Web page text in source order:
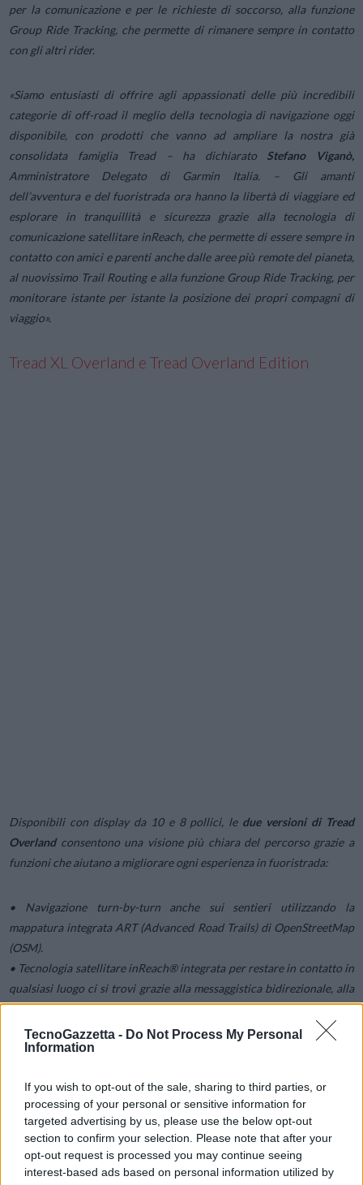
TecnoGazzetta - Do Not Process My Personal
Information
If you wish to opt-out of the sale, sharing to third parties, or
processing of your personal or sensitive information for
targeted advertising by us, please use the below opt-out
section to confirm your selection. Please note that after your
opt-out request is processed you may continue seeing
interest-based ads based on personal information utilized by
per la comunicazione e per le richieste di soccorso, alla funzione
Group Ride Tracking, che permette di rimanere sempre in contatto
con gli altri rider.
«Siamo entusiasti di offrire agli appassionati delle più incredibili
categorie di off-road il meglio della tecnologia di navigazione oggi
disponibile, con prodotti che vanno ad ampliare la nostra già
consolidata famiglia Tread– ha dichiaratoStefano Viganò,
Amministratore Delegato di Garmin Italia. –
Gli amanti
dell’avventura e del fuoristrada ora hanno la libertà di viaggiare ed
esplorare in tranquillità e sicurezza grazie alla tecnologia di
comunicazione satellitare inReach, che permette di essere sempre in
contatto con amici e parenti anche dalle aree più remote del pianeta,
al nuovissimo Trail Routing e alla funzione Group Ride Tracking, per
monitorare istante per istante la posizione dei propri compagni di
viaggio».
Tread XL Overland e Tread Overland Edition
Disponibili con display da 10 e 8 pollici, le due versioni di Tread
Overlandconsentono una visione più chiara del percorso grazie a
funzioni che aiutano a migliorare ogni esperienza in fuoristrada:
• Navigazione turn-by-turn anche sui sentieri utilizzando la
mappatura integrata ART (Advanced Road Trails) di OpenStreetMap
(OSM).
• Tecnologia satellitare inReach® integrata per restare in contatto in
qualsiasi luogo ci si trovi grazie alla messaggistica bidirezionale, alla
condivisione della posizione e alla richiesta di soccorso (richiede un
abbonamento acquistabile separatamente).
• Funzione Group Ride Tracking per seguire gli amici sul display del
• Cartografia topografica con mappe 3D per l’Europa, l’Africa
(inclusoTracks4Africa ) e il Medio Oriente.
• Punti di interesse iOverlander™, ACSI™, Campercontact™ e Trailer’s
PARK™ per la ricerca di campeggi e aree di sosta.
• Immagini satellitari BirdsEye, scaricabili sul dispositivo senza costi